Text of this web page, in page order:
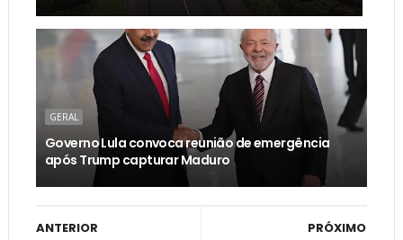
GERAL
Governo Lula convoca reunião de emergência
após Trump capturar Maduro
PRÓXIMO
ANTERIOR